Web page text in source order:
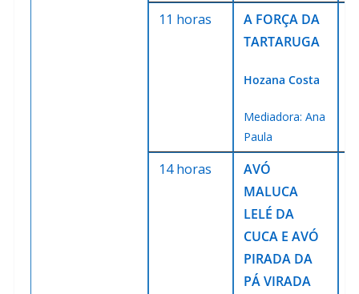
11 horas
A FORÇA DA
TARTARUGA
Hozana Costa
Mediadora: Ana
Paula
14 horas
AVÓ
MALUCA
LELÉ DA
CUCA E AVÓ
PIRADA DA
PÁ VIRADA